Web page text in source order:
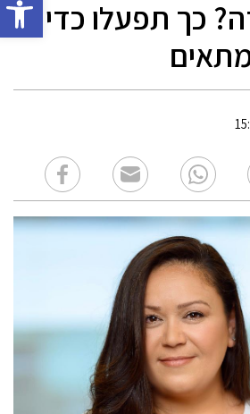
כך תפעלו כדי